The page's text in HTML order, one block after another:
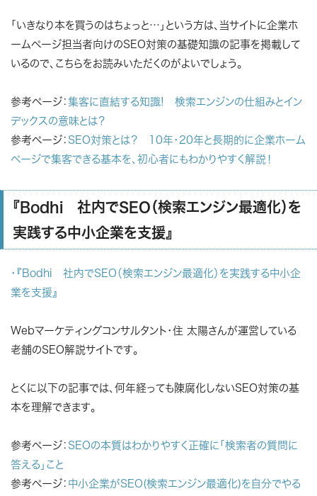
「いきなり本を買うのはちょっと…」という方は、当サイトに企業ホ
ームページ担当者向けのSEO対策の基礎知識の記事を掲載して
いるので、こちらをお読みいただくのがよいでしょう。
参考ページ： 集客に直結する知識! 検索エンジンの仕組みとイン
デックスの意味とは？
参考ページ： SEO対策とは？ 10年・20年と長期的に企業ホーム
ページで集客できる基本を、初心者にもわかりやすく解説！
『Bodhi 社内でSEO（検索エンジン最適化）を
実践する中小企業を支援』
・『Bodhi 社内でSEO（検索エンジン最適化）を実践する中小企
業を支援』
Webマーケティングコンサルタント・住 太陽さんが運営している
老舗のSEO解説サイトです。
とくに以下の記事では、何年経っても陳腐化しないSEO対策の基
本を理解できます。
参考ページ： SEOの本質はわかりやすく正確に「検索者の質問に
答える」こと
参考ページ： 中小企業がSEO(検索エンジン最適化)を自分でやる